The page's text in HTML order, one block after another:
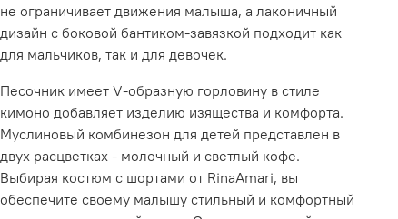
не ограничивает движения малыша, а лаконичный
дизайн с боковой бантиком-завязкой подходит как
для мальчиков, так и для девочек.
Песочник имеет V-образную горловину в стиле
кимоно добавляет изделию изящества и комфорта.
Муслиновый комбинезон для детей представлен в
двух расцветках - молочный и светлый кофе.
Выбирая костюм с шортами от RinaAmari, вы
обеспечите своему малышу стильный и комфортный